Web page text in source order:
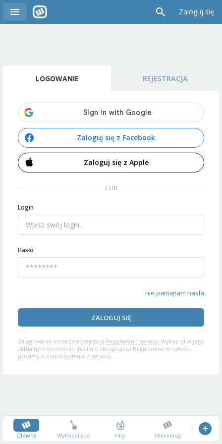
Zaloguj się
LOGOWANIE REJESTRACJA
Zaloguj się z Facebook
Zaloguj się z Apple
LUB
Login
Hasło
nie pamiętam hasła
ZALOGUJ SIĘ
Zalogowanie oznacza akceptację Regulaminu serwisu Wykop.pl w jego
aktualnym brzmieniu. Jeśli nie akceptujesz Regulaminu w całości,
prosimy o niekorzystanie z serwisu.
Główna Wykopalisko Hity Mikroblog